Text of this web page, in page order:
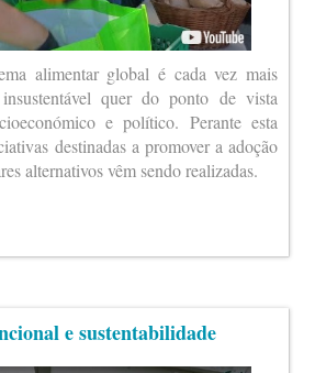
alimentar global é cada vez mais
quer do ponto de vista
e político. Perante esta
destinadas a promover a adoção
alternativos vêm sendo realizadas.
e sustentabilidade